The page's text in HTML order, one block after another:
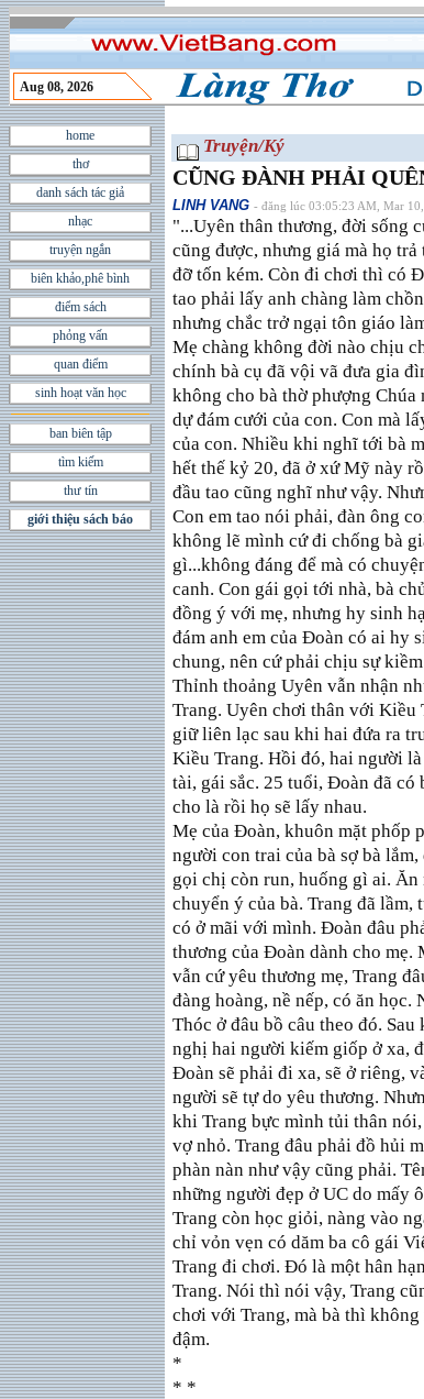
Aug 08, 2026
home
thơ
danh sách tác giả
nhạc
truyện ngắn
biên khảo,phê bình
điểm sách
phỏng vấn
quan điểm
sinh hoạt văn học
ban biên tập
tìm kiếm
thư tín
giới thiệu sách báo
Truyện/Ký
CŨNG ĐÀNH PHẢI
LINH VANG - đăng lúc 03:05:23 AM, Mar
"...Uyên thân thương, đời sống
cũng được, nhưng giá mà họ
đỡ tốn kém. Còn đi chơi thì có
tao phải lấy anh chàng làm
nhưng chắc trở ngại tôn giáo
Mẹ chàng không đời nào chịu
chính bà cụ đã vội vã đưa gia
không cho bà thờ phượng
dự đám cưới của con. Con mà
của con. Nhiều khi nghĩ tới bà
hết thế kỷ 20, đã ở xứ Mỹ này
đầu tao cũng nghĩ như vậy.
Con em tao nói phải, đàn ông
không lẽ mình cứ đi chống bà
gì...không đáng để mà có
canh. Con gái gọi tới nhà, bà
đồng ý với mẹ, nhưng hy sinh
đám anh em của Đoàn có ai hy
chung, nên cứ phải chịu sự
Thỉnh thoảng Uyên vẫn nhận
Trang. Uyên chơi thân với Kiều
giữ liên lạc sau khi hai đứa ra
Kiều Trang. Hồi đó, hai người
tài, gái sắc. 25 tuổi, Đoàn đã có
cho là rồi họ sẽ lấy nhau.
Mẹ của Đoàn, khuôn mặt phốp
người con trai của bà sợ bà
gọi chị còn run, huống gì ai.
chuyển ý của bà. Trang đã
có ở mãi với mình. Đoàn đâu
thương của Đoàn dành cho mẹ.
vẫn cứ yêu thương mẹ, Trang
đàng hoàng, nề nếp, có ăn
Thóc ở đâu bồ câu theo đó.
nghị hai người kiếm giốp ở xa,
Đoàn sẽ phải đi xa, sẽ ở riêng,
người sẽ tự do yêu thương.
khi Trang bực mình tủi thân
vợ nhỏ. Trang đâu phải đồ hủi
phàn nàn như vậy cũng phải.
những người đẹp ở UC do mấy
Trang còn học giỏi, nàng vào
chỉ vỏn vẹn có dăm ba cô gái
Trang đi chơi. Đó là một hân
Trang. Nói thì nói vậy, Trang
chơi với Trang, mà bà thì
đậm.
*
* *